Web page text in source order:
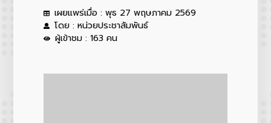
เผยแพร่เมื่อ : พุธ 27 พฤษภาคม 2569
โดย : หน่วยประชาสัมพันธ์
ผู้เข้าชม : 163 คน